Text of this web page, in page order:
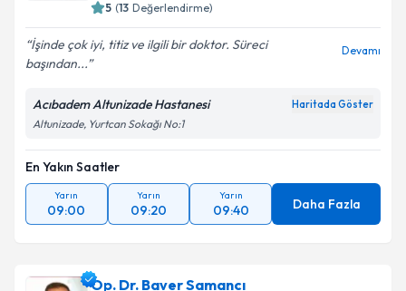
5 (13 Değerlendirme)
İşinde çok iyi, titiz ve ilgili bir doktor. Süreci
başından...
Devamı
Acıbadem Altunizade Hastanesi Haritada Göster
Altunizade, Yurtcan Sokağı No:1
En Yakın Saatler
Yarın
09:00
Yarın
09:20
Yarın
09:40 Daha Fazla
Op. Dr. Baver Samancı